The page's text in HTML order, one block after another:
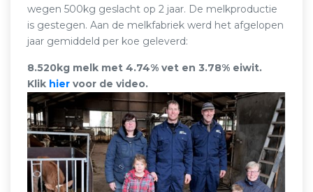
wegen 500kg geslacht op 2 jaar. De melkproductie
is gestegen. Aan de melkfabriek werd het afgelopen
jaar gemiddeld per koe geleverd:
8.520kg melk met 4.74% vet en 3.78% eiwit.
Klik hier voor de video.